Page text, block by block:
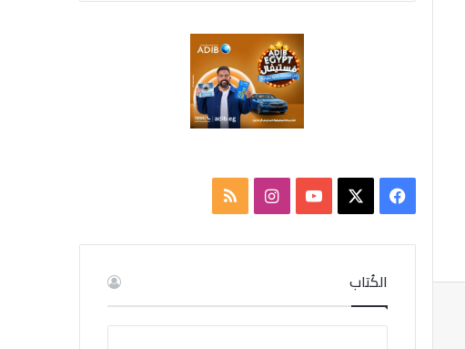
فيسبوك ‫YouTubeانستقرامملخص
الكُتاب